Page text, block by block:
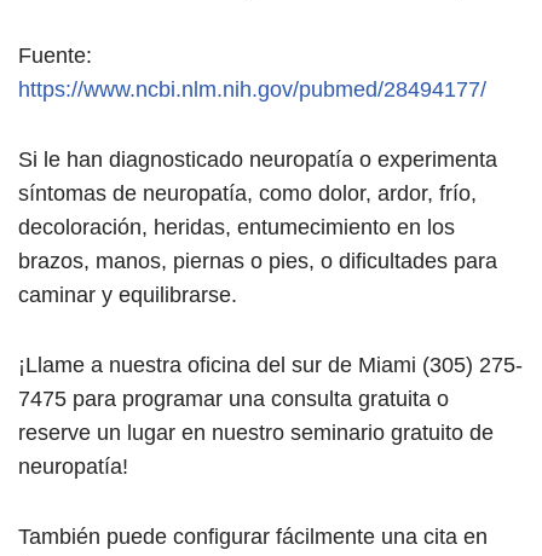
Fuente:
https://www.ncbi.nlm.nih.gov/pubmed/28494177/
Si le han diagnosticado neuropatía o experimenta
síntomas de neuropatía, como dolor, ardor, frío,
decoloración, heridas, entumecimiento en los
brazos, manos, piernas o pies, o dificultades para
caminar y equilibrarse.
¡Llame a nuestra oficina del sur de Miami (305) 275-
7475 para programar una consulta gratuita o
reserve un lugar en nuestro seminario gratuito de
neuropatía!
También puede configurar fácilmente una cita en